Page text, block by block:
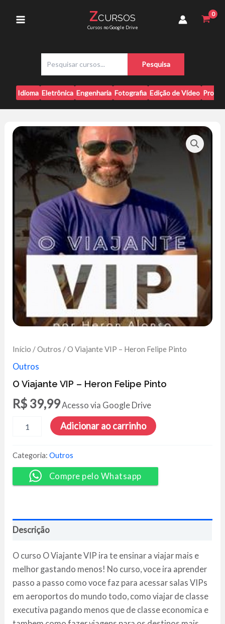
Menu
ZCURSOS
Cursos no Google Drive
s
q
u
i
a
r
Pesquisa
Idioma Eletrônica Engenharia Fotografia Edição de Vídeo
Início /Outros / O Viajante VIP – Heron Felipe Pinto
Outros
O Viajante VIP – Heron Felipe Pinto
R$ 39,99Acesso via Google Drive
Viajante
-
Heron
Felipe
Pinto
Adicionar ao carrinho
Categoria:Outros
Compre pelo Whatsapp
Descrição
O curso O Viajante VIP ira te ensinar a viajar mais e
melhor gastando menos! No curso, voce ira aprender
passo a passo como voce faz para acessar salas VIPs
em aeroportos do mundo todo, como viajar de classe
executiva pagando menos que de classe economica e
Heron